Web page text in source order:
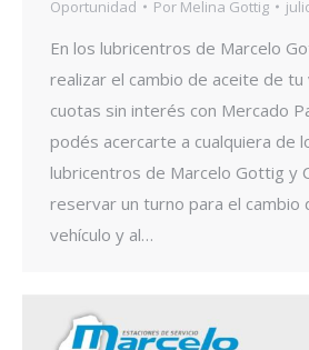
Oportunidad Por Melina Gottig
En los lubricentros de Marcelo
realizar el cambio de aceite de tu
cuotas sin interés con Mercado
podés acercarte a cualquiera de
lubricentros de Marcelo Gottig y
reservar un turno para el cambio
vehículo y al…